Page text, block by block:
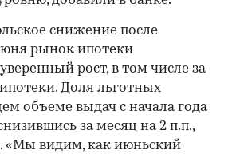
снижение после
рынок ипотеки
рост, в том числе за
Доля льготных
объеме выдач с начала года
за месяц на 2 п.п.,
«Мы видим, как июньский